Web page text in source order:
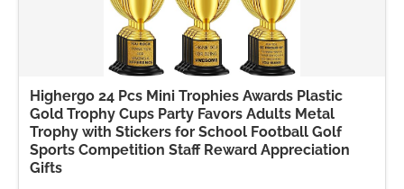
Highergo 24 Pcs Mini Trophies Awards Plastic
Gold Trophy Cups Party Favors Adults Metal
Trophy with Stickers for School Football Golf
Sports Competition Staff Reward Appreciation
Gifts